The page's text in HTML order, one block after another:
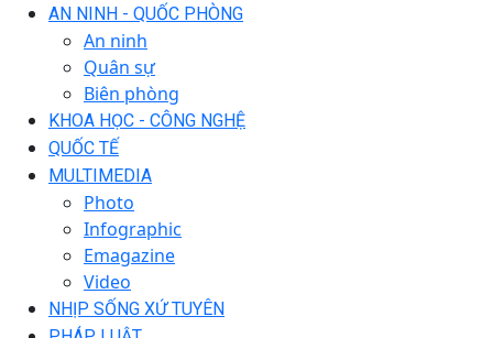
AN NINH - QUỐC PHÒNG
An ninh
Quân sự
Biên phòng
KHOA HỌC - CÔNG NGHỆ
QUỐC TẾ
MULTIMEDIA
Photo
Infographic
Emagazine
Video
NHỊP SỐNG XỨ TUYÊN